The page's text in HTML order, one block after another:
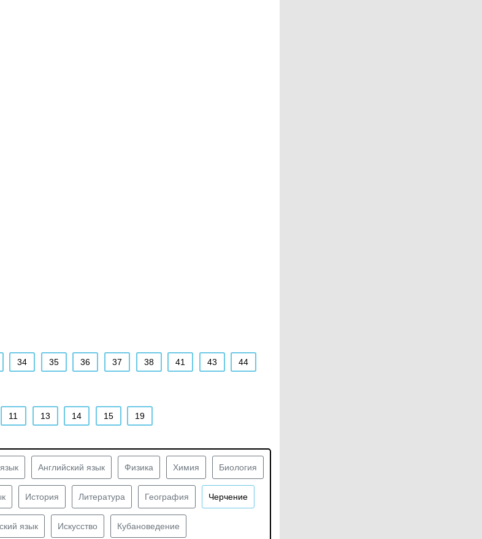
34 35 36 37 38 41 43 44
11 13 14 15 19
Английский язык Физика Химия Биология
История Литература География Черчение
язык Искусство Кубановедение